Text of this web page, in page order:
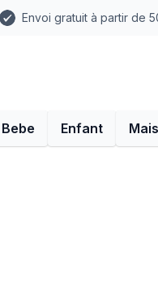
Envoi gratuit à partir de
Bebe Enfant